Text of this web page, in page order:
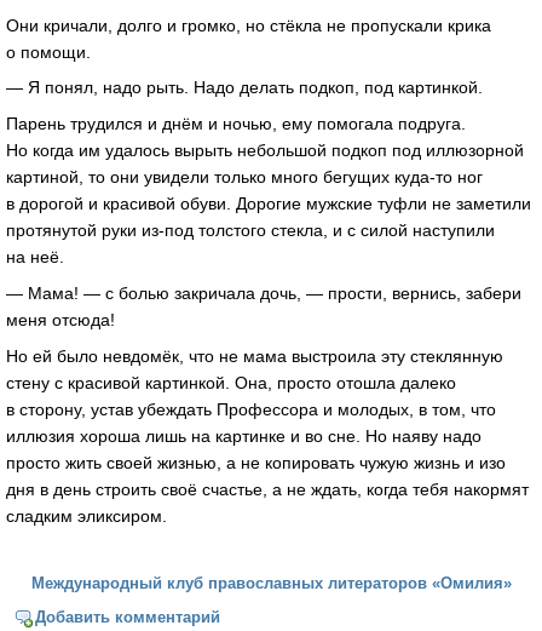
Они кричали, долго и громко, но стёкла не пропускали крика
о помощи.
— Я понял, надо рыть. Надо делать подкоп, под картинкой.
Парень трудился и днём и ночью, ему помогала подруга.
Но когда им удалось вырыть небольшой подкоп под иллюзорной
картиной, то они увидели только много бегущих куда-то ног
в дорогой и красивой обуви. Дорогие мужские туфли не заметили
протянутой руки из-под толстого стекла, и с силой наступили
на неё.
— Мама! — с болью закричала дочь, — прости, вернись, забери
меня отсюда!
Но ей было невдомёк, что не мама выстроила эту стеклянную
стену с красивой картинкой. Она, просто отошла далеко
в сторону, устав убеждать Профессора и молодых, в том, что
иллюзия хороша лишь на картинке и во сне. Но наяву надо
просто жить своей жизнью, а не копировать чужую жизнь и изо
дня в день строить своё счастье, а не ждать, когда тебя накормят
сладким эликсиром.
Международный клуб православных литераторов «Омилия»
Добавить комментарий